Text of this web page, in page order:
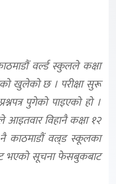
वर्ल्ड स्कुलले कक्षा
खुलेको छ । परीक्षा सुरू
पुगेको पाइएको हो ।
आइतवार विहानै कक्षा १२
काठमाडौं वल्र्ड स्कूलका
आउट भएको सूचना फेसबुकबाट